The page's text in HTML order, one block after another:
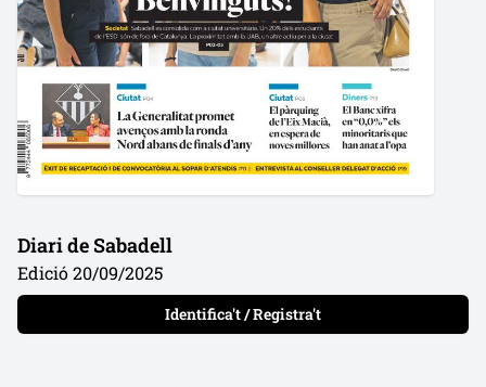
Diari de Sabadell
Edició 20/09/2025
Identifica't / Registra't